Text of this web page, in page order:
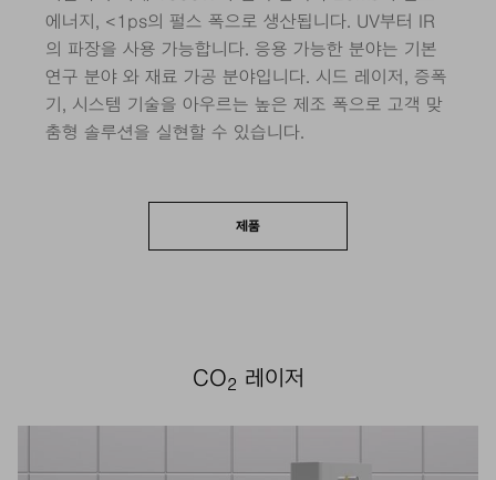
에너지, <1ps의 펄스 폭으로 생산됩니다. UV부터 IR
의 파장을 사용 가능합니다. 응용 가능한 분야는 기본
연구 분야 와 재료 가공 분야입니다. 시드 레이저, 증폭
기, 시스템 기술을 아우르는 높은 제조 폭으로 고객 맞
춤형 솔루션을 실현할 수 있습니다.
제품
CO2 레이저